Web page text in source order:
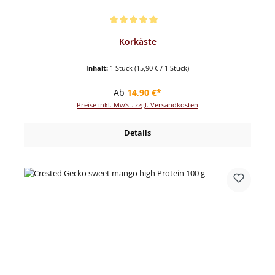
Korkäste
Inhalt: 1 Stück (15,90 € / 1 Stück)
Regulärer Preis:
Ab 14,90 €*
Preise inkl. MwSt. zzgl. Versandkosten
Details